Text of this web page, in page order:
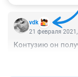
22 года и в
подъезде нет!
vdk
21 февраля
Контузию он